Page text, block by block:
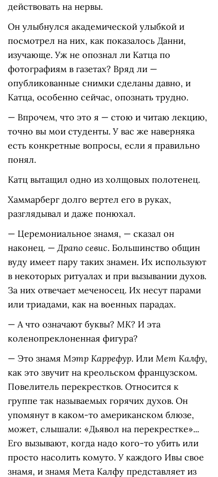
действовать на нервы.
Он улыбнулся академической улыбкой и
посмотрел на них, как показалось Данни,
изучающе. Уж не опознал ли Катца по
фотографиям в газетах? Вряд ли —
опубликованные снимки сделаны давно, и
Катца, особенно сейчас, опознать трудно.
— Впрочем, что это я — стою и читаю лекцию,
точно вы мои студенты. У вас же наверняка
есть конкретные вопросы, если я правильно
понял.
Катц вытащил одно из холщовых полотенец.
Хаммарберг долго вертел его в руках,
разглядывал и даже понюхал.
— Церемониальное знамя, — сказал он
наконец. —Драпо севис. Большинство общин
вуду имеет пару таких знамен. Их используют
в некоторых ритуалах и при вызывании духов.
За них отвечает меченосец. Их несут парами
или триадами, как на военных парадах.
— А что означают буквы? МК? И эта
коленопреклоненная фигура?
— Это знамя Мэтр Каррефур. Или Мет Калфу,
как это звучит на креольском французском.
Повелитель перекрестков. Относится к
группе так называемых горячих духов. Он
упомянут в каком-то американском блюзе,
может, слышали: «Дьявол на перекрестке»...
Его вызывают, когда надо кого-то убить или
просто насолить комуто. У каждого Ивы свое
знамя, и знамя Мета Калфу представляет из